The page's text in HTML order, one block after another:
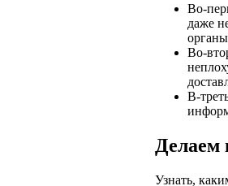
Во-
даже
Во-
В-
Делаем
Узнать,